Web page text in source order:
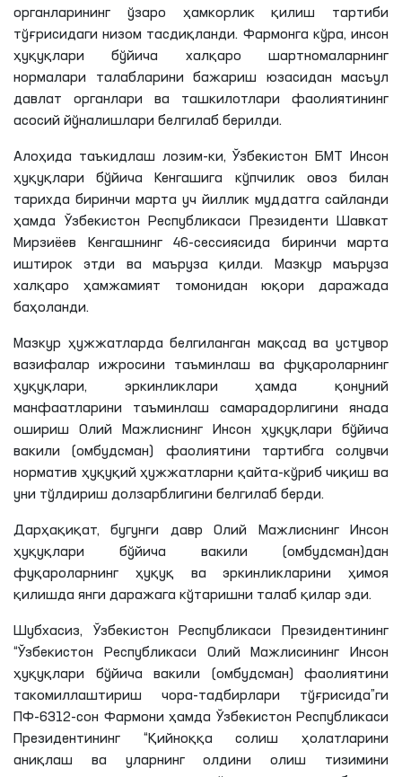
органларининг ўзаро ҳамкорлик қилиш тартиби
тўғрисидаги низом тасдиқланди. Фармонга кўра, инсон
ҳуқуқлари бўйича халқаро шартномаларнинг
нормалари талабларини бажариш юзасидан масъул
давлат органлари ва ташкилотлари фаолиятининг
асосий йўналишлари белгилаб берилди.
Алоҳида таъкидлаш лозим-ки, Ўзбекистон БМТ Инсон
ҳуқуқлари бўйича Кенгашига кўпчилик овоз билан
тарихда биринчи марта уч йиллик муддатга сайланди
ҳамда Ўзбекистон Республикаси Президенти Шавкат
Мирзиёев Кенгашнинг 46-сессиясида биринчи марта
иштирок этди ва маъруза қилди. Мазкур маъруза
халқаро ҳамжамият томонидан юқори даражада
баҳоланди.
Мазкур ҳужжатларда белгиланган мақсад ва устувор
вазифалар ижросини таъминлаш ва фуқароларнинг
ҳуқуқлари, эркинликлари ҳамда қонуний
манфаатларини таъминлаш самарадорлигини янада
ошириш Олий Мажлиснинг Инсон ҳуқуқлари бўйича
вакили (омбудсман) фаолиятини тартибга солувчи
норматив ҳуқуқий ҳужжатларни қайта-кўриб чиқиш ва
уни тўлдириш долзарблигини белгилаб берди.
Дарҳақиқат, бугунги давр Олий Мажлиснинг Инсон
ҳуқуқлари бўйича вакили (омбудсман)дан
фуқароларнинг ҳуқуқ ва эркинликларини ҳимоя
қилишда янги даражага кўтаришни талаб қилар эди.
Шубхасиз, Ўзбекистон Республикаси Президентининг
“Ўзбекистон Республикаси Олий Мажлисининг Инсон
ҳуқуқлари бўйича вакили (омбудсман) фаолиятини
такомиллаштириш чора-тадбирлари тўғрисида”ги
ПФ-6312-сон Фармони ҳамда Ўзбекистон Республикаси
Президентининг “Қийноққа солиш ҳолатларини
аниқлаш ва уларнинг олдини олиш тизимини